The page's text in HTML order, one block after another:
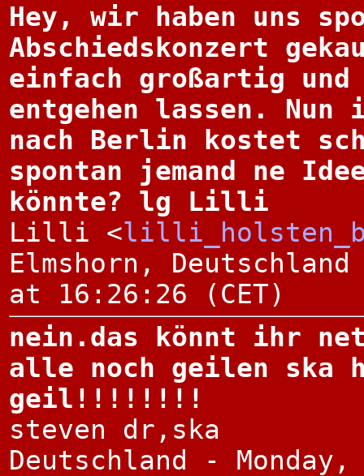
Hey, wir haben uns
Abschiedskonzert
einfach großartig
entgehen lassen.
nach Berlin kostet
spontan jemand ne
könnte? lg Lilli
Lilli <
Elmshorn,
at 16:26:26 (CET)
nein.das könnt ihr
alle noch geilen
geil!!!!!!!!
steven dr,ska
Deutschland -